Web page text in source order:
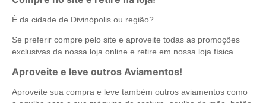
É da cidade de Divinópolis ou região?
Se preferir compre pelo site e aproveite todas as promoções
exclusivas da nossa loja online e retire em nossa loja física
Aproveite e leve outros Aviamentos!
Aproveite sua compra e leve também outros aviamentos como